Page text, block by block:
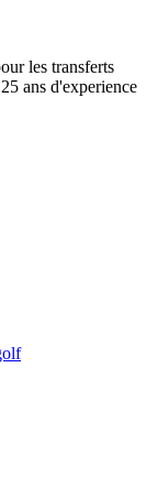
les transferts
ans d'experience